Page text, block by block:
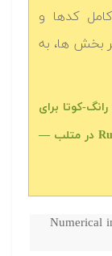
کدها و
بخش ها، به
کوتا برای
حل عددی معادلات دیفرانسیل یا Runge-Kutta در متلب‬‬ —
Numerical